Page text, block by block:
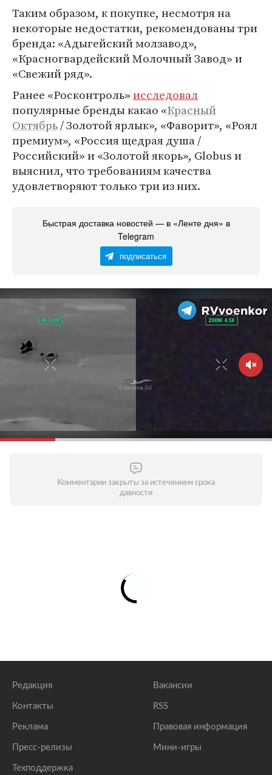
Таким образом, к покупке, несмотря на
некоторые недостатки, рекомендованы три
бренда: «Адыгейский молзавод»,
«Красногвардейский Молочный Завод» и
«Свежий ряд».
Ранее «Росконтроль»исследовал
популярные бренды какао «Красный
Октябрь/ Золотой ярлык», «Фаворит», «Роял
премиум», «Россия щедрая душа /
Российский» и «Золотой якорь», Globus и
выяснил, что требованиям качества
удовлетворяют только три из них.
Быстрая доставка новостей — в «Ленте дня» в
Telegram
подписаться
Комментарии закрыты за истечением срока
давности
Редакция
Контакты
Реклама
Пресс-релизы
Техподдержка
Вакансии
RSS
Правовая информация
Мини-игры